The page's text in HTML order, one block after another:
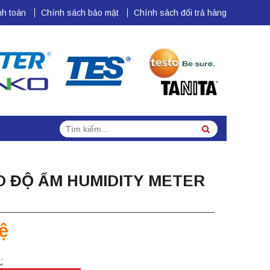
toán Chính sách bảo mật Chính sách đổi trả hàng
Tìm
kiếm:
Search
ĐỘ ẨM HUMIDITY METER